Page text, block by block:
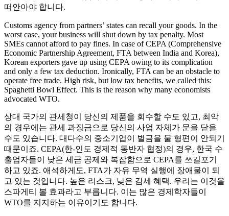
떠안아야 합니다.
Customs agency from partners’ states can recall your goods. In the
worst case, your business will shut down by tax penalty. Most
SMEs cannot afford to pay fines. In case of CEPA (Comprehensive
Economic Partnership Agreement, FTA between India and Korea),
Korean exporters gave up using CEPA owing to its complication
and only a few tax deduction. Ironically, FTA can be an obstacle to
operate free trade. High risk, but low tax benefits, we called this:
Spaghetti Bowl Effect. This is the reason why many economists
advocated WTO.
상대 국가의 관세청이 당신의 제품을 회수할 수도 있고, 최악
의 경우에는 관세 과징금으로 당신의 사업 자체가 문을 닫을
수도 있습니다. 대다수의 중소기업이 벌금을 물 형편이 안되기
때문이죠. CEPA(한-인도 경제적 동반자 협정)의 경우, 한국 수
출업자들이 낮은 세금 공제와 복잡함으로 CEPA를 쓰길포기
하고 있죠. 애석하게도, FTA가 자유 무역 실행에 장애물이 되
고 있는 것입니다. 높은 리스크, 낮은 감세 혜택. 우리는 이것을
스파게티 볼 효과라고 부릅니다. 이는 많은 경제학자들이
WTO를 지지하는 이유이기도 합니다.